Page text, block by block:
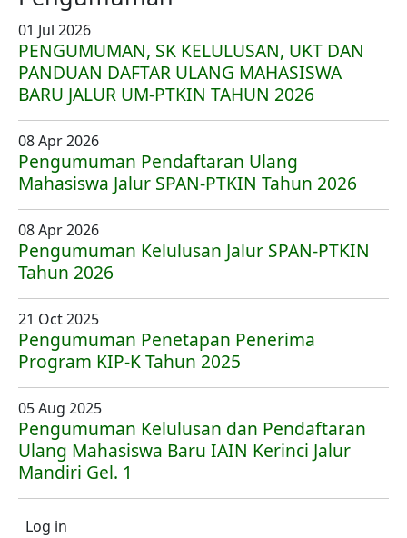
01 Jul 2026
PENGUMUMAN, SK KELULUSAN, UKT DAN
PANDUAN DAFTAR ULANG MAHASISWA
BARU JALUR UM-PTKIN TAHUN 2026
08 Apr 2026
Pengumuman Pendaftaran Ulang
Mahasiswa Jalur SPAN-PTKIN Tahun 2026
08 Apr 2026
Pengumuman Kelulusan Jalur SPAN-PTKIN
Tahun 2026
21 Oct 2025
Pengumuman Penetapan Penerima
Program KIP-K Tahun 2025
05 Aug 2025
Pengumuman Kelulusan dan Pendaftaran
Ulang Mahasiswa Baru IAIN Kerinci Jalur
Mandiri Gel. 1
User account menu
Log in